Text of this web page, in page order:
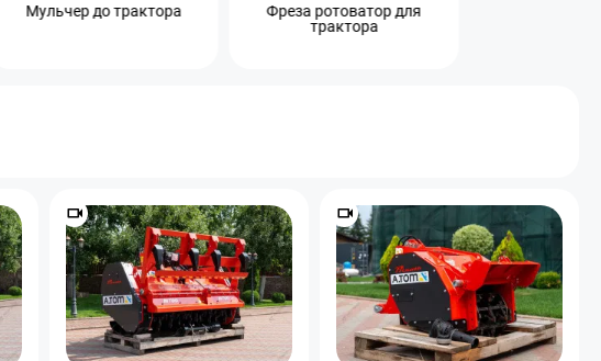
Мульчер до трактора
Фреза ротоватор для
трактора